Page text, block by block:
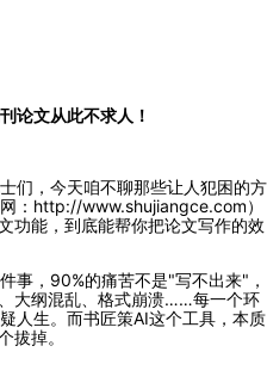
论文从此不求人！
们，今天咱不聊那些让人犯困的方
网：http://www.shujiangce.com）
功能，到底能帮你把论文写作的效
事，90%的痛苦不是"写不出来"，
大纲混乱、格式崩溃……每一个环
人生。而书匠策AI这个工具，本质
拔掉。